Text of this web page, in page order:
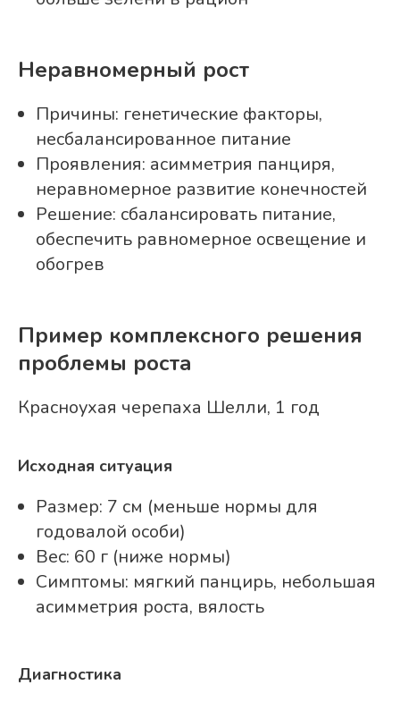
Неравномерный рост
Причины: генетические факторы,
несбалансированное питание
Проявления: асимметрия панциря,
неравномерное развитие конечностей
Решение: сбалансировать питание,
обеспечить равномерное освещение и
обогрев
Пример комплексного решения
проблемы роста
Красноухая черепаха Шелли, 1 год
Исходная ситуация
Размер: 7 см (меньше нормы для
годовалой особи)
Вес: 60 г (ниже нормы)
Симптомы: мягкий панцирь, небольшая
асимметрия роста, вялость
Диагностика